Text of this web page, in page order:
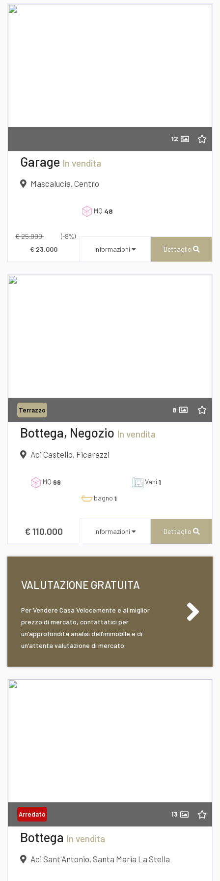
12
Garage In vendita
Mascalucia, Centro
MQ 48
€ 25.000
€ 23.000
(-8%)
Informazioni
Dettaglio
Terrazzo 8
Bottega, Negozio In vendita
Aci Castello, Ficarazzi
MQ 69 Vani 1
bagno 1
€ 110.000 Informazioni Dettaglio
CENTURY 21 AZ Immobiliare
Corso Umberto I, 196/A
Recapito telefonico
Desidero Visionare L'Immobile
VALUTAZIONE GRATUITA
Per Vendere Casa Velocemente e al miglior
prezzo di mercato, contattatici per
un’approfondita analisi dell’immobile e di
un’attenta valutazione di mercato.
Arredato 13
Bottega In vendita
Aci Sant'Antonio, Santa Maria La Stella